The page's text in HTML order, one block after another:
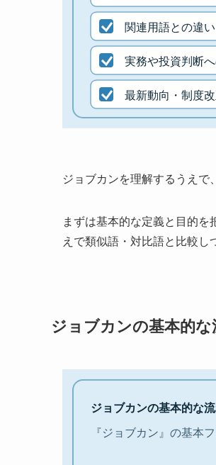
関連用語との違
実務や投資判断
最新動向・制度
ジョブカンを理解するうえで
まずは基本的な定義と目的を
えで類似語・対比語と比較し
ジョブカンの基本的な
ジョブカンの基本的な
『ジョブカン』の基本